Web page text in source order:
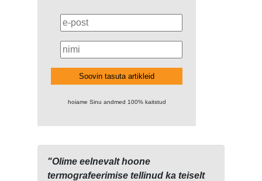
"Olime eelnevalt hoone
termografeerimise tellinud ka teiselt
Soovin tasuta artikleid
hoiame Sinu andmed 100% kaitstud